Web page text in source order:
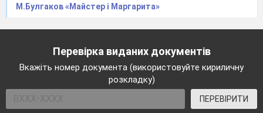
символізує життя в 1000 років, це
Шляху. У Японії його називають
«тантьодзуру», він символізує
довголіття та процвітання. У всіх
видах традиційних мистецтв
М.Булгаков «Майстер і Маргарита»
Перевірка виданих документів
Вкажіть номер документа (використовуйте кириличну
розкладку)
ПЕРЕВІРИТИ